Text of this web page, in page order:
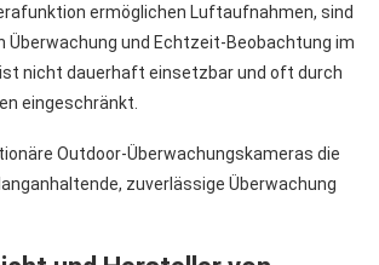
ermöglichen Luftaufnahmen, sind
Überwachung und Echtzeit-Beobachtung im
nicht dauerhaft einsetzbar und oft durch
eingeschränkt.
Outdoor-Überwachungskameras die
zuverlässige Überwachung